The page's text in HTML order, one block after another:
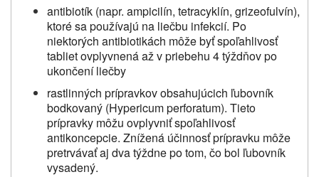
antibiotík (napr. ampicilín, tetracyklín, grizeofulvín),
ktoré sa používajú na liečbu infekcií. Po
niektorých antibiotikách môže byť spoľahlivosť
tabliet ovplyvnená až v priebehu 4 týždňov po
ukončení liečby
rastlinných prípravkov obsahujúcich ľubovník
bodkovaný (Hypericum perforatum). Tieto
prípravky môžu ovplyvniť spoľahlivosť
antikoncepcie. Znížená účinnosť prípravku môže
pretrvávať aj dva týždne po tom, čo bol ľubovník
vysadený.